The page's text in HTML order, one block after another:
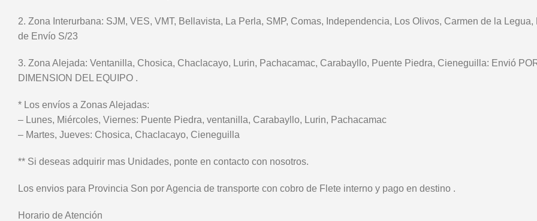
2. Zona Interurbana: SJM, VES, VMT, Bellavista, La Perla, SMP, Comas, Independencia, Los Olivos, Carmen de la
de Envío S/23
3. Zona Alejada: Ventanilla, Chosica, Chaclacayo, Lurin, Pachacamac, Carabayllo, Puente Piedra, Cieneguilla: Envió
DIMENSION DEL EQUIPO .
* Los envíos a Zonas Alejadas:
– Lunes, Miércoles, Viernes: Puente Piedra, ventanilla, Carabayllo, Lurin, Pachacamac
– Martes, Jueves: Chosica, Chaclacayo, Cieneguilla
** Si deseas adquirir mas Unidades, ponte en contacto con nosotros.
Los envios para Provincia Son por Agencia de transporte con cobro de Flete interno y pago en destino .
Horario de Atención